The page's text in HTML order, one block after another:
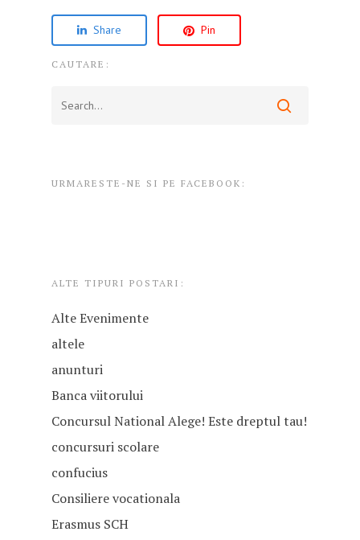
Share Pin
CAUTARE:
URMARESTE-NE SI PE FACEBOOK:
ALTE TIPURI POSTARI:
Alte Evenimente
altele
anunturi
Banca viitorului
Concursul National Alege! Este dreptul tau!
concursuri scolare
confucius
Consiliere vocationala
Erasmus SCH